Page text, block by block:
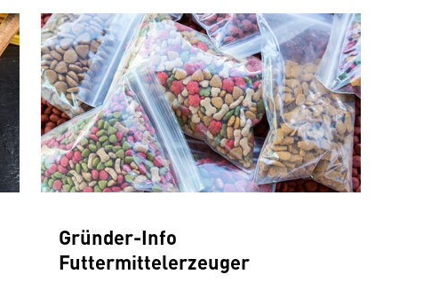
Gründer-Info
Futtermittelerzeuger